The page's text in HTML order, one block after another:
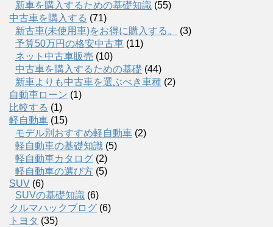
新車を購入するための基礎知識 (55)
中古車を購入する (71)
新古車(未使用車)をお得に購入する。
(3)
予算50万円の格安中古車 (11)
ネット中古車販売 (10)
中古車を購入するための基礎 (44)
新車よりも中古車を選ぶべき車種 (2)
自動車ローン (1)
比較する (1)
軽自動車 (15)
モデル別おすすめ軽自動車 (2)
軽自動車の基礎知識 (5)
軽自動車カタログ (2)
軽自動車の選び方 (5)
SUV (6)
SUVの基礎知識 (6)
クルマハックブログ (6)
トヨタ (35)